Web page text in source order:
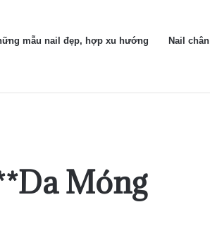
mẫu nail đẹp, hợp xu hướng Nail chân
Móng